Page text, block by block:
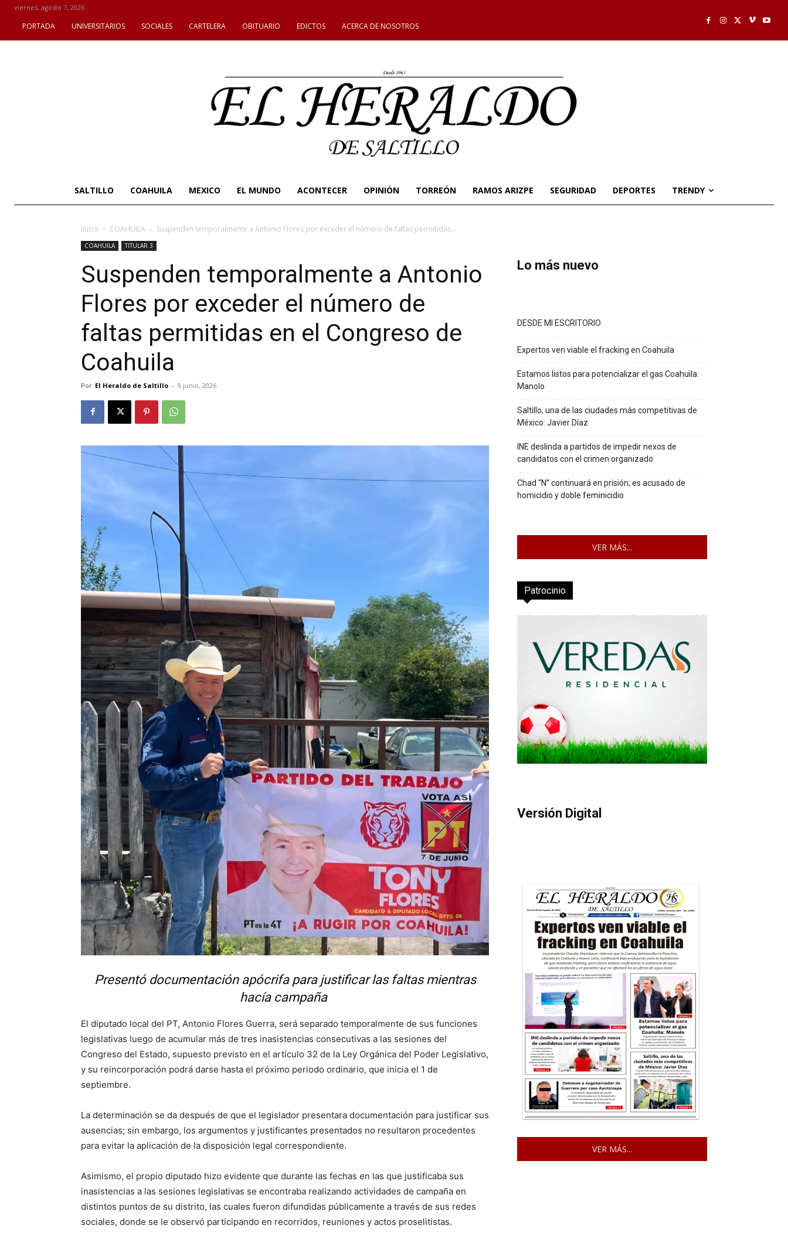
viernes, agosto 7, 2026
PORTADA UNIVERSITARIOS SOCIALES CARTELERA OBITUARIO EDICTOS ACERCA DE NOSOTROS
SALTILLO COAHUILA MEXICO EL MUNDO ACONTECER OPINIÓN TORREÓN RAMOS ARIZPE SEGURIDAD DEPORTES TRENDY
Inicio COAHUILA Suspenden temporalmente a Antonio Flores por exceder el número de faltas permitidas...
COAHUILA TITULAR 3
Suspenden temporalmente a Antonio
Flores por exceder el número de
faltas permitidas en el Congreso de
Coahuila
Por El Heraldo de Saltillo - 9 junio, 2026
Presentó documentación apócrifa para justificar las faltas mientras
hacía campaña
El diputado local del PT, Antonio Flores Guerra, será separado temporalmente de sus funciones
legislativas luego de acumular más de tres inasistencias consecutivas a las sesiones del
Congreso del Estado, supuesto previsto en el artículo 32 de la Ley Orgánica del Poder Legislativo,
y su reincorporación podrá darse hasta el próximo periodo ordinario, que inicia el 1 de
septiembre.
La determinación se da después de que el legislador presentara documentación para justificar sus
ausencias; sin embargo, los argumentos y justificantes presentados no resultaron procedentes
para evitar la aplicación de la disposición legal correspondiente.
Asimismo, el propio diputado hizo evidente que durante las fechas en las que justificaba sus
inasistencias a las sesiones legislativas se encontraba realizando actividades de campaña en
distintos puntos de su distrito, las cuales fueron difundidas públicamente a través de sus redes
sociales, donde se le observó participando en recorridos, reuniones y actos proselitistas.
Lo más nuevo
DESDE MI ESCRITORIO
Expertos ven viable el fracking en Coahuila
Estamos listos para potencializar el gas Coahuila:
Manolo
Saltillo, una de las ciudades más competitivas de
México: Javier Díaz
INE deslinda a partidos de impedir nexos de
candidatos con el crimen organizado
Chad “N” continuará en prisión; es acusado de
homicidio y doble feminicidio
VER MÁS...
Patrocinio
Versión Digital
VER MÁS...